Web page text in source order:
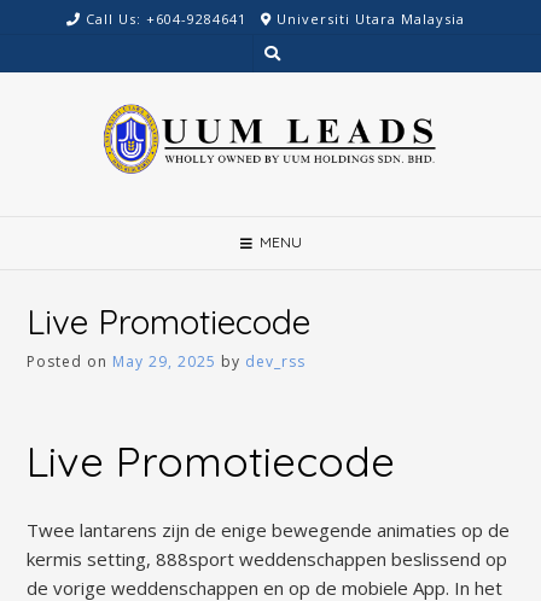
content
Call Us: +604-9284641 Universiti Utara Malaysia
MENU
Live Promotiecode
Posted on May 29, 2025 by dev_rss
Live Promotiecode
Twee lantarens zijn de enige bewegende animaties op de
kermis setting, 888sport weddenschappen beslissend op
de vorige weddenschappen en op de mobiele App. In het